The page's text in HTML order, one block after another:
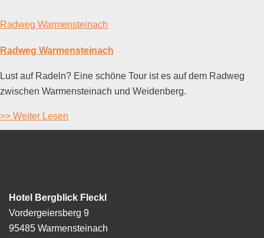
Radweg Warmensteinach
Radweg Warmensteinach
Lust auf Radeln? Eine schöne Tour ist es auf dem Radweg
zwischen Warmensteinach und Weidenberg.
>> Weiter Lesen
Hotel Bergblick Fleckl
Vordergeiersberg 9
95485 Warmensteinach